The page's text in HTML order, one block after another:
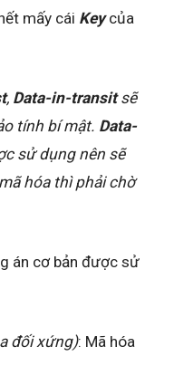
mấy cái Keycủa
, Data-in-transitsẽ
tính bí mật. Data-
sử dụng nên sẽ
hóa thì phải chờ
án cơ bản được sử
đối xứng): Mã hóa